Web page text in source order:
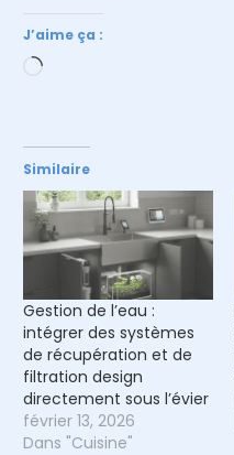
J’aime ça :
Chargement…
Similaire
Gestion de l’eau :
intégrer des systèmes
de récupération et de
filtration design
directement sous l’évier
février 13, 2026
Dans "Cuisine"